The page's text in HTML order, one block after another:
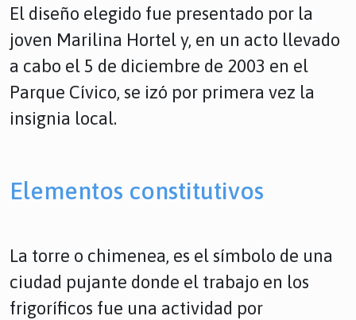
El diseño elegido fue presentado por la
joven Marilina Hortel y, en un acto llevado
a cabo el 5 de diciembre de 2003 en el
Parque Cívico, se izó por primera vez la
insignia local.
Elementos constitutivos
La torre o chimenea, es el símbolo de una
ciudad pujante donde el trabajo en los
frigoríficos fue una actividad por